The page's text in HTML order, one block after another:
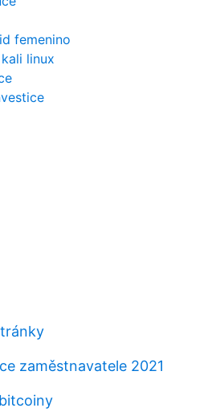
femenino
linux
zaměstnavatele 2021